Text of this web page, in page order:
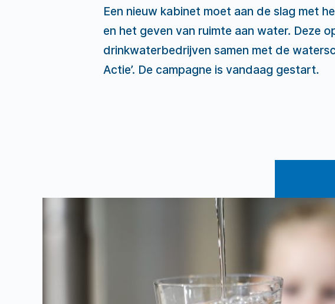
Een nieuw kabinet moet aan de slag met
en het geven van ruimte aan water. Deze
drinkwaterbedrijven samen met de
Actie’. De campagne is vandaag gestart.